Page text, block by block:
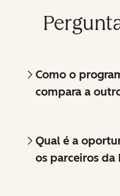
Como o
compara a
Qual é a
os parceiros da